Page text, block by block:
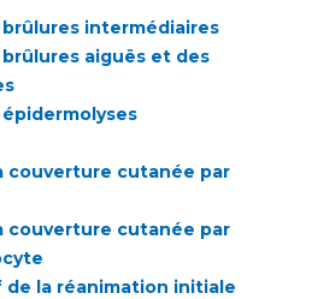
intermédiaires
aiguës et des
couverture cutanée par
couverture cutanée par
la réanimation initiale